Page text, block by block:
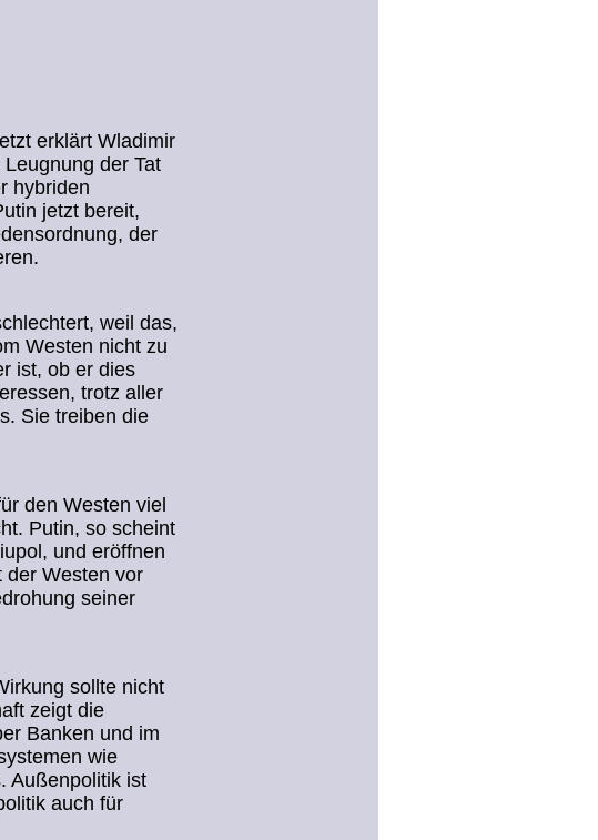
erklärt Wladimir
der Tat
hybriden
jetzt bereit,
der
weil das,
Westen nicht zu
ist, ob er dies
trotz aller
Sie treiben die
den Westen viel
Putin, so scheint
und eröffnen
der Westen vor
seiner
sollte nicht
zeigt die
Banken und im
wie
Außenpolitik ist
auch für